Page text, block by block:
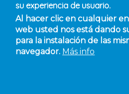
Dirección:Ctra. Molina
Alguazas, MURCIA
su experiencia de usuario.
Al hacer clic en cualquier
web usted nos está dando
para la instalación de las
navegador. Más info